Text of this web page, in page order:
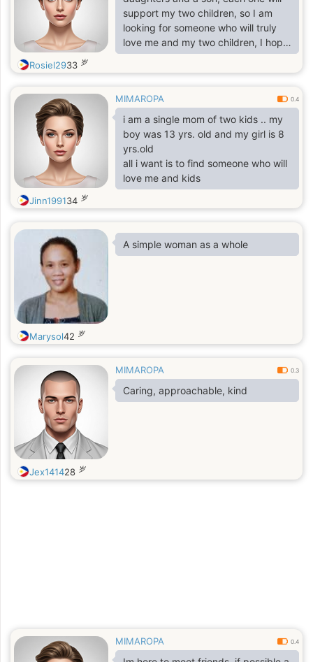
support my two children, so I am
looking for someone who will truly
love me and my two children, I hope
you are serious
Rosiel2933 岁
MIMAROPA 0.4
i am a single mom of two kids .. my
boy was 13 yrs. old and my girl is 8
yrs.old
all i want is to find someone who will
love me and kids
Jinn199134 岁
A simple woman as a whole
Marysol42 岁
MIMAROPA 0.3
Caring, approachable, kind
Jex141428 岁
MIMAROPA 0.4